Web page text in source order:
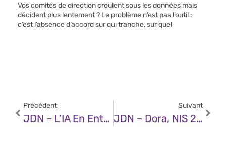
Vos comités de direction croulent sous les données mais
décident plus lentement ? Le problème n’est pas l’outil :
c’est l’absence d’accord sur qui tranche, sur quel
Précédent
JDN – L’IA En Entreprise : En Finir Avec Les Idées Reçues Pour Une Adoption Raisonnée
Suivant
JDN – Dora, NIS 2 : Comment Évaluer La Cybersécurité De Ses Prestataires ?